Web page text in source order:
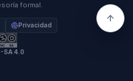
formal.
Privacidad
SA 4.0